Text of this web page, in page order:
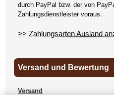
durch PayPal bzw. der von
Zahlungsdienstleister voraus.
>> Zahlungsarten Ausland
Versand und Bewertung
Versand